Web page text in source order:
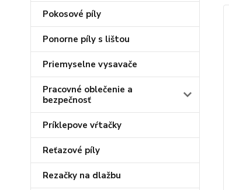
Pokosové píly
Ponorne píly s lištou
Priemyselne vysavače
Pracovné oblečenie a
bezpečnosť
Príklepove vŕtačky
Reťazové píly
Rezačky na dlažbu